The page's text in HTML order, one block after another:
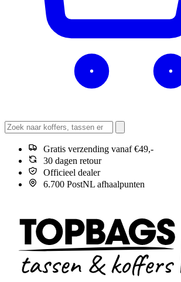
Gratis verzending vanaf €49,-
30 dagen retour
Officieel dealer
6.700 PostNL afhaalpunten